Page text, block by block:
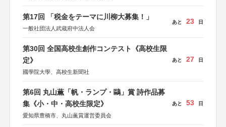
第17回 「税金をテーマに川柳大募集！」
一般社団法人武蔵府中法人会
あと 23 日
第30回 全国高校生創作コンテスト《高校生限
定》
國學院大學、高校生新聞社
あと 27 日
第6回 丸山薫「帆・ランプ・鷗」賞 詩作品募
集《小・中・高校生限定》
愛知県豊橋市、丸山薫賞運営委員会
あと 53 日